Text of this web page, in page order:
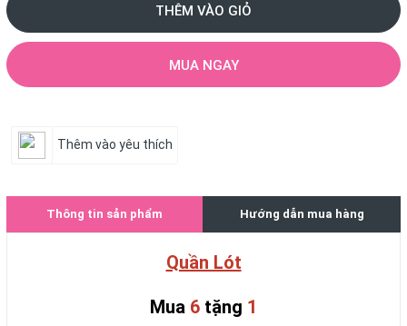
THÊM VÀO GIỎ
MUA NGAY
Thêm vào yêu thích
Thông tin sản phẩm Hướng dẫn mua hàng
Quần Lót
Mua 6 tặng 1